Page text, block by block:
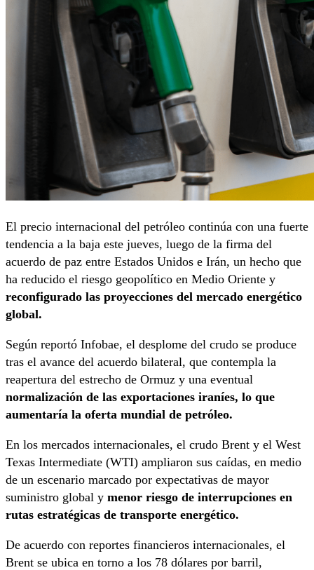
El precio internacional del petróleo continúa con una fuerte
tendencia a la baja este jueves, luego de la firma del
acuerdo de paz entre Estados Unidos e Irán, un hecho que
ha reducido el riesgo geopolítico en Medio Oriente y
reconfigurado las proyecciones del mercado energético
global.
Según reportó Infobae, el desplome del crudo se produce
tras el avance del acuerdo bilateral, que contempla la
reapertura del estrecho de Ormuz y una eventual
normalización de las exportaciones iraníes, lo que
aumentaría la oferta mundial de petróleo.
En los mercados internacionales, el crudo Brent y el West
Texas Intermediate (WTI) ampliaron sus caídas, en medio
de un escenario marcado por expectativas de mayor
suministro global y menor riesgo de interrupciones en
rutas estratégicas de transporte energético.
De acuerdo con reportes financieros internacionales, el
Brent se ubica en torno a los 78 dólares por barril,